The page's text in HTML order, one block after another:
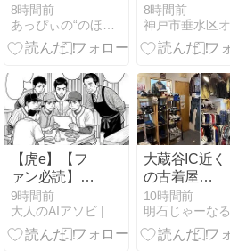
8時間前
け
8時間前
【虎e】【フ
ァン必読】ラ
イバル球団で
も関係ない！
プロ野球選手
9時間前
大蔵谷IC近く
の古着屋
「good3」で4
周年セールが
8月8日から開
10時間前
明石じゃーなる